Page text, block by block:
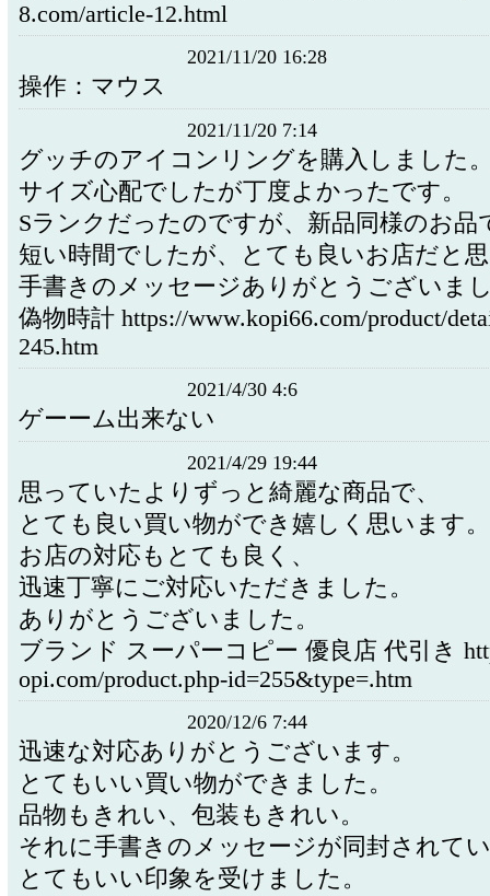
8.com/article-12.html
2021/11/20 16:28
操作：マウス
2021/11/20 7:14
グッチのアイコンリングを購入しました
サイズ心配でしたが丁度よかったです。
Sランクだったのですが、新品同様のお品
短い時間でしたが、とても良いお店だと
手書きのメッセージありがとうございま
偽物時計 https://www.kopi66.com/product/
245.htm
2021/4/30 4:6
ゲーーム出来ない
2021/4/29 19:44
思っていたよりずっと綺麗な商品で、
とても良い買い物ができ嬉しく思います。
お店の対応もとても良く、
迅速丁寧にご対応いただきました。
ありがとうございました。
ブランド スーパーコピー 優良店 代引き
opi.com/product.php-id=255&type=.htm
2020/12/6 7:44
迅速な対応ありがとうございます。
とてもいい買い物ができました。
品物もきれい、包装もきれい。
それに手書きのメッセージが同封されて
とてもいい印象を受けました。